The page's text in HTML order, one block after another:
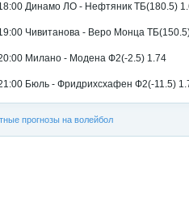
Динамо ЛО - Нефтяник ТБ(180.5)
Чивитанова - Веро Монца
Милано - Модена Ф2(-2.5) 1.74
Бюль - Фридрихсхафен Ф2(-11.5)
прогнозы на волейбол